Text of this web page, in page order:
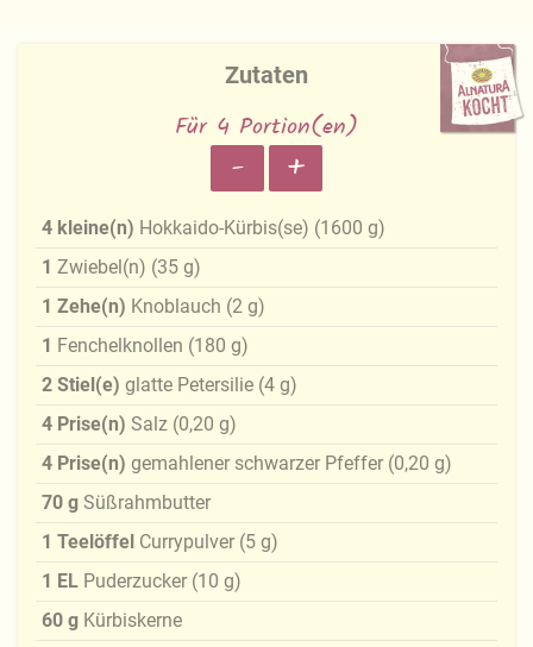
Zutaten
Für 4 Portion(en)
- +
4 kleine(n) Hokkaido-Kürbis(se) (1600 g)
1 Zwiebel(n) (35 g)
1 Zehe(n) Knoblauch (2 g)
1 Fenchelknollen (180 g)
2 Stiel(e) glatte Petersilie (4 g)
4 Prise(n) Salz (0,20 g)
4 Prise(n) gemahlener schwarzer Pfeffer (0,20 g)
70 g Süßrahmbutter
1 Teelöffel Currypulver (5 g)
1 EL Puderzucker (10 g)
60 g Kürbiskerne